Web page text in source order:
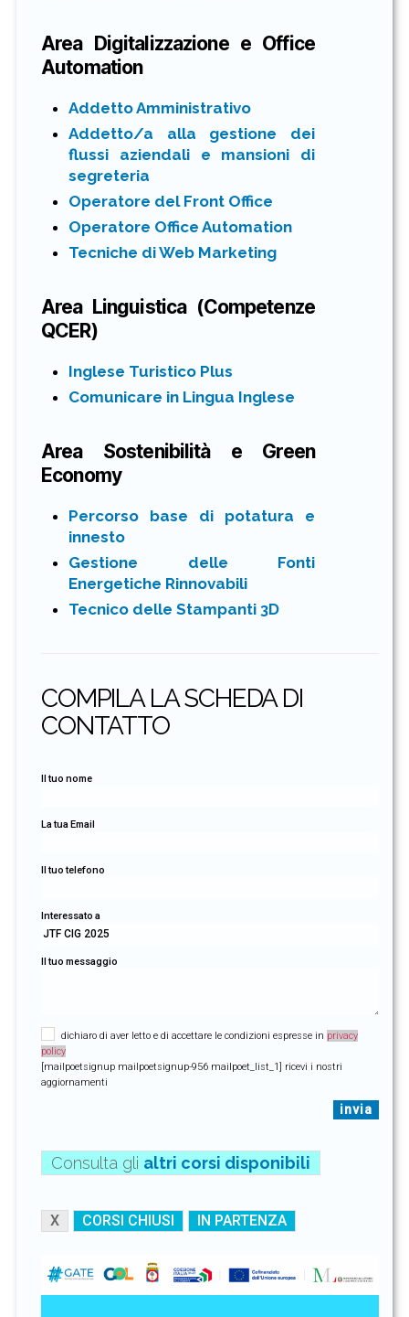
Area Digitalizzazione e Office
Automation
Addetto Amministrativo
Addetto/a alla gestione dei
flussi aziendali e mansioni di
segreteria
Operatore del Front Office
Operatore Office Automation
Tecniche di Web Marketing
Area Linguistica (Competenze
QCER)
Inglese Turistico Plus
Comunicare in Lingua Inglese
Area Sostenibilità e Green
Economy
Percorso base di potatura e
innesto
Gestione delle Fonti
Energetiche Rinnovabili
Tecnico delle Stampanti 3D
COMPILA LA SCHEDA DI
CONTATTO
Il tuo nome
La tua Email
Il tuo telefono
Interessato a
Il tuo messaggio
dichiaro di aver letto e di accettare le condizioni espresse in privacy
policy
[mailpoetsignup mailpoetsignup-956 mailpoet_list_1] ricevi i nostri
aggiornamenti
Consulta gli altri corsi disponibili
X CORSI CHIUSI IN PARTENZA